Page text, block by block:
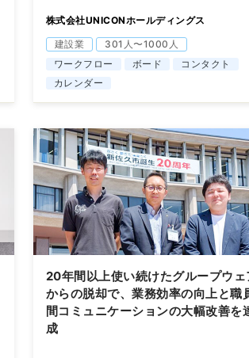
株式会社UNICONホールディングス
建設業
301人〜1000人
ワークフロー
ボード
コンタクト
カレンダー
20年間以上使い続けたグループウェ
からの脱却で、業務効率の向上と職
間コミュニケーションの大幅改善を
成